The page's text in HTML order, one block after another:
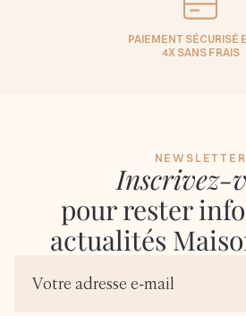
PAIEMENT SÉCURISÉ
4X SANS FRAIS
NEWSLETTER
Inscrivez-
pour rester
actualités